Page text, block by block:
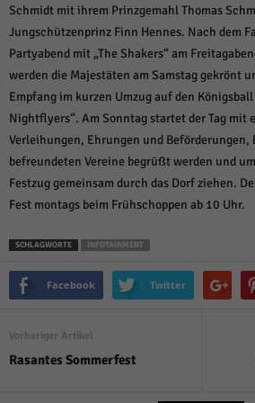
Schmidt mit ihrem Prinzgemahl Thomas
Jungschützenprinz Finn Hennes. Nach dem
Partyabend mit „The Shakers“ am
werden die Majestäten am Samstag gekrönt
Empfang im kurzen Umzug auf den
Nightflyers“. Am Sonntag startet der Tag mit
Verleihungen, Ehrungen und Beförderungen,
befreundeten Vereine begrüßt werden und
Festzug gemeinsam durch das Dorf ziehen.
Fest montags beim Frühschoppen ab 10 Uhr.
SCHLAGWORTE INFOTAINMENT
Facebook Twitter
Vorheriger Artikel
Rasantes Sommerfest